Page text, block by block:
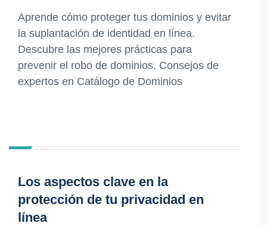
Aprende cómo proteger tus dominios y evitar
la suplantación de identidad en línea.
Descubre las mejores prácticas para
prevenir el robo de dominios. Consejos de
expertos en Catálogo de Dominios
Los aspectos clave en la
protección de tu privacidad en
línea